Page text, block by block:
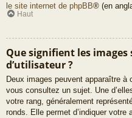
le site internet de phpBB® (en
Haut
Que signifient les
d’utilisateur ?
Deux images peuvent apparaître à
vous consultez un sujet. Une
votre rang, généralement
ronds. Elle permet d’indiquer